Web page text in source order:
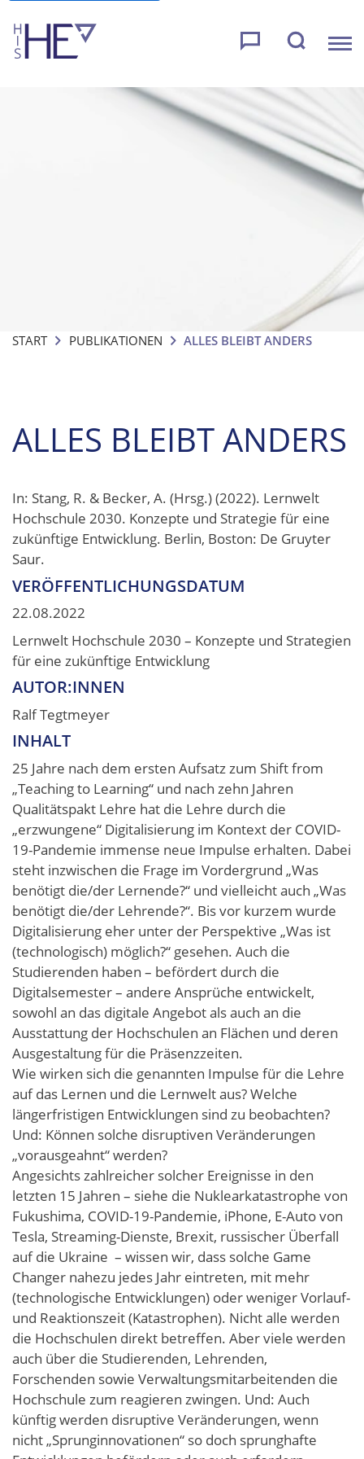
START PUBLIKATIONEN ALLES BLEIBT ANDERS
ALLES BLEIBT ANDERS
In: Stang, R. & Becker, A. (Hrsg.) (2022). Lernwelt
Hochschule 2030. Konzepte und Strategie für eine
zukünftige Entwicklung. Berlin, Boston: De Gruyter
Saur.
VERÖFFENTLICHUNGSDATUM
22.08.2022
Lernwelt Hochschule 2030 – Konzepte und Strategien
für eine zukünftige Entwicklung
AUTOR:INNEN
Ralf Tegtmeyer
INHALT
25 Jahre nach dem ersten Aufsatz zum Shift from
„Teaching to Learning“ und nach zehn Jahren
Qualitätspakt Lehre hat die Lehre durch die
„erzwungene“ Digitalisierung im Kontext der COVID-
19-Pandemie immense neue Impulse erhalten. Dabei
steht inzwischen die Frage im Vordergrund „Was
benötigt die/der Lernende?“ und vielleicht auch „Was
benötigt die/der Lehrende?“. Bis vor kurzem wurde
Digitalisierung eher unter der Perspektive „Was ist
(technologisch) möglich?“ gesehen. Auch die
Studierenden haben – befördert durch die
Digitalsemester – andere Ansprüche entwickelt,
sowohl an das digitale Angebot als auch an die
Ausstattung der Hochschulen an Flächen und deren
Ausgestaltung für die Präsenzzeiten.
Wie wirken sich die genannten Impulse für die Lehre
auf das Lernen und die Lernwelt aus? Welche
längerfristigen Entwicklungen sind zu beobachten?
Und: Können solche disruptiven Veränderungen
„vorausgeahnt“ werden?
Angesichts zahlreicher solcher Ereignisse in den
letzten 15 Jahren – siehe die Nuklearkatastrophe von
Fukushima, COVID-19-Pandemie, iPhone, E-Auto von
Tesla, Streaming-Dienste, Brexit, russischer Überfall
auf die Ukraine – wissen wir, dass solche Game
Changer nahezu jedes Jahr eintreten, mit mehr
(technologische Entwicklungen) oder weniger Vorlauf-
und Reaktionszeit (Katastrophen). Nicht alle werden
die Hochschulen direkt betreffen. Aber viele werden
auch über die Studierenden, Lehrenden,
Forschenden sowie Verwaltungsmitarbeitenden die
Hochschule zum reagieren zwingen. Und: Auch
künftig werden disruptive Veränderungen, wenn
nicht „Sprunginnovationen“ so doch sprunghafte